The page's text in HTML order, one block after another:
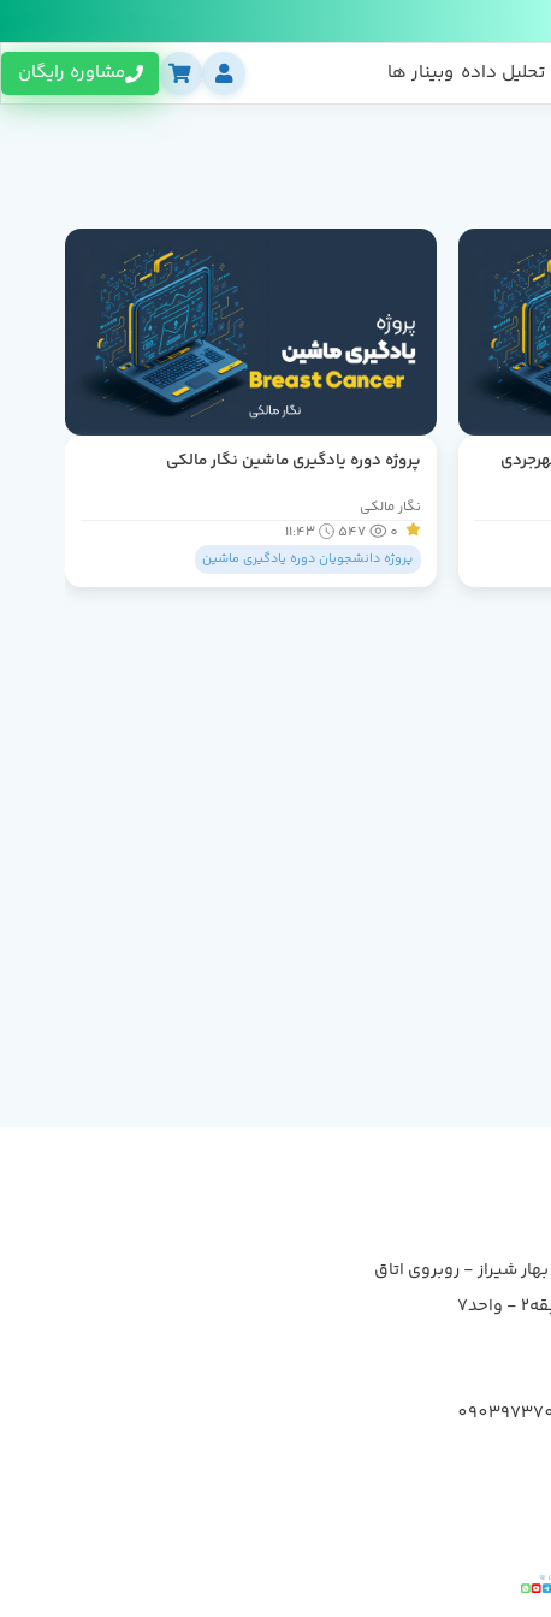
تحلیل داده وبینار ها
مشاوره رایگان
پروژه دوره یادگیری ماشین نگار مالکی
نگار مالکی
0
547
11:43
پروژه دانشجویان دوره یادگیری ماشین
شیراز - روبروی اتاق